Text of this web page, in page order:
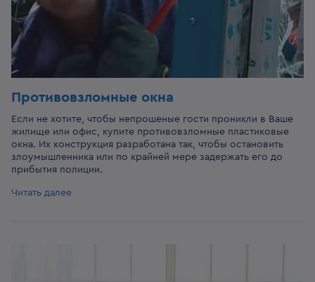
Противовзломные окна
Если не хотите, чтобы непрошеные гости проникли в Ваше
жилище или офис, купите противовзломные пластиковые
окна. Их конструкция разработана так, чтобы остановить
злоумышленника или по крайней мере задержать его до
прибытия полиции.
Читать далее